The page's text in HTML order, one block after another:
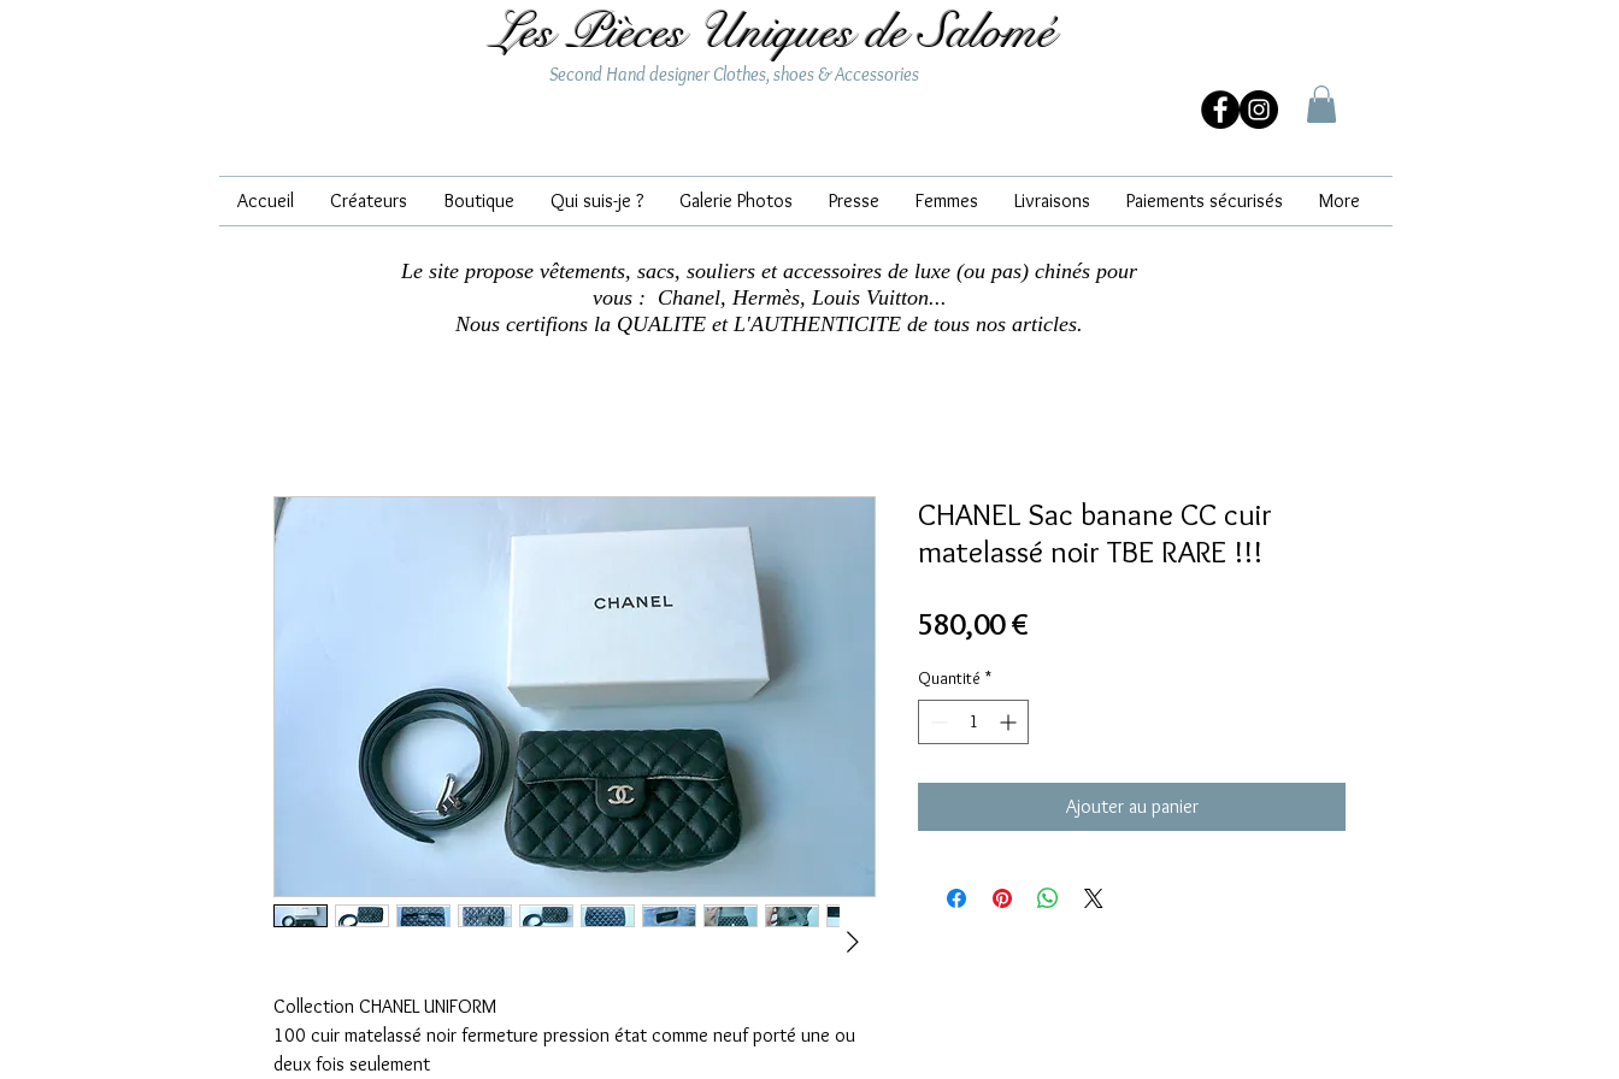
Les Pièces Uniques de Salomé
Second Hand designer Clothes, shoes & Accessories
Accueil Créateurs Boutique Qui suis-je ? Galerie Photos Presse Femmes Livraisons Paiements sécurisés More
Le site propose vêtements, sacs, souliers et accessoires de luxe (ou pas) chinés pour
vous : Chanel, Hermès, Louis Vuitton...
Nous certifions la QUALITE et L'AUTHENTICITE de tous nos articles.
Collection CHANEL UNIFORM
100 cuir matelassé noir fermeture pression état comme neuf porté une ou
deux fois seulement
CHANEL Sac banane CC cuir
matelassé noir TBE RARE !!!
580,00 €
Quantité *
Ajouter au panier